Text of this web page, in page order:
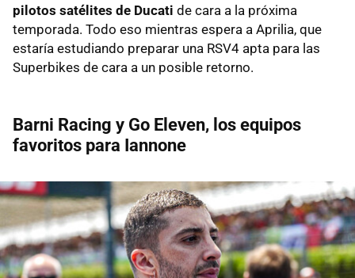
pilotos satélites de Ducati de cara a la próxima
temporada. Todo eso mientras espera a Aprilia, que
estaría estudiando preparar una RSV4 apta para las
Superbikes de cara a un posible retorno.
Barni Racing y Go Eleven, los equipos
favoritos para Iannone